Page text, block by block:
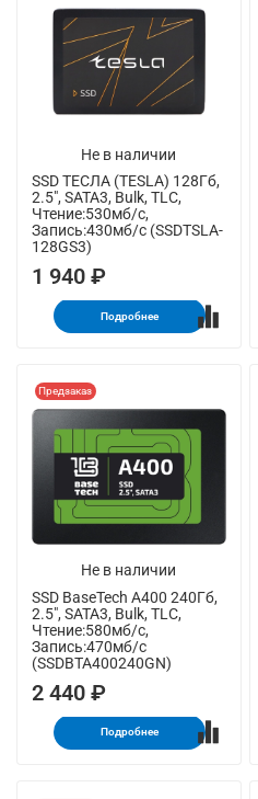
Не в наличии
SSD ТЕСЛА (TESLA) 128Гб,
2.5", SATA3, Bulk, TLC,
Чтение:530мб/с,
Запись:430мб/с (SSDTSLA-
128GS3)
1 940 ₽
Подробнее
Не в наличии
Предзаказ
SSD BaseTech A400 240Гб,
2.5", SATA3, Bulk, TLC,
Чтение:580мб/с,
Запись:470мб/с
(SSDBTA400240GN)
2 440 ₽
Подробнее